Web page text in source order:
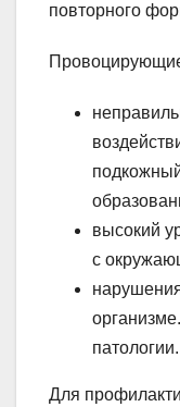
повторного
высокий
с
патологии.
Для